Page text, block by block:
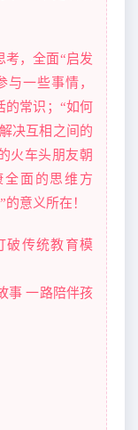
考，全面“启发
与一些事情，
的常识；“如何
决互相之间的
火车头朋友朝
全面的思维方
意义所在！
破传统教育模
事 一路陪伴孩